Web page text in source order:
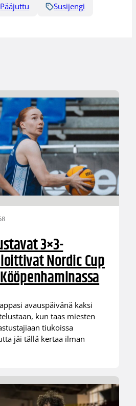
Pääjuttu Susijengi
3×3-
Nordic Cup
avauspäivänä kaksi
kun taas miesten
tiukoissa
jäi tällä kertaa ilman